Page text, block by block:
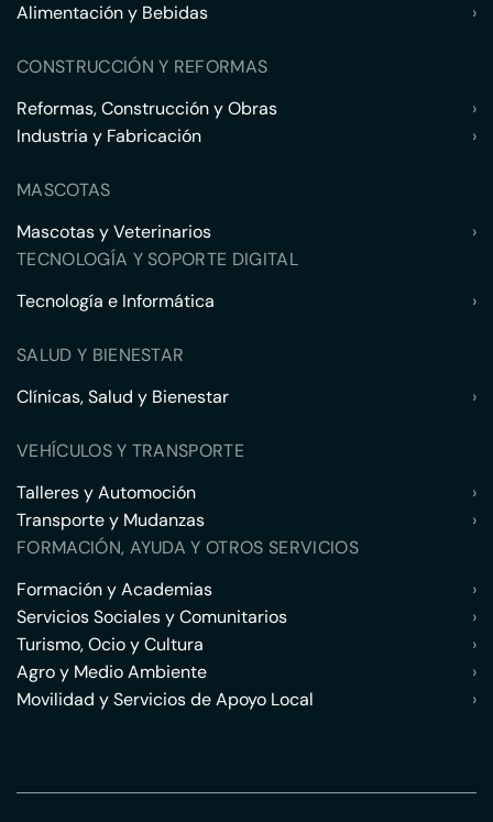
Alimentación y Bebidas
›
CONSTRUCCIÓN Y REFORMAS
Reformas, Construcción y Obras
›
Industria y Fabricación
›
MASCOTAS
Mascotas y Veterinarios
›
TECNOLOGÍA Y SOPORTE DIGITAL
Tecnología e Informática
›
SALUD Y BIENESTAR
Clínicas, Salud y Bienestar
›
VEHÍCULOS Y TRANSPORTE
Talleres y Automoción
›
Transporte y Mudanzas
›
FORMACIÓN, AYUDA Y OTROS SERVICIOS
Formación y Academias
›
Servicios Sociales y Comunitarios
›
Turismo, Ocio y Cultura
›
Agro y Medio Ambiente
›
Movilidad y Servicios de Apoyo Local
›